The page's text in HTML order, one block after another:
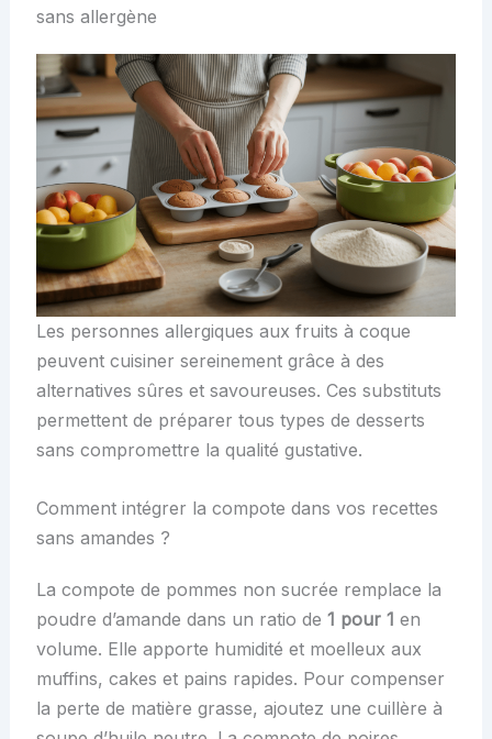
sans allergène
Les personnes allergiques aux fruits à coque
peuvent cuisiner sereinement grâce à des
alternatives sûres et savoureuses. Ces substituts
permettent de préparer tous types de desserts
sans compromettre la qualité gustative.
Comment intégrer la compote dans vos recettes
sans amandes ?
La compote de pommes non sucrée remplace la
poudre d’amande dans un ratio de 1 pour 1 en
volume. Elle apporte humidité et moelleux aux
muffins, cakes et pains rapides. Pour compenser
la perte de matière grasse, ajoutez une cuillère à